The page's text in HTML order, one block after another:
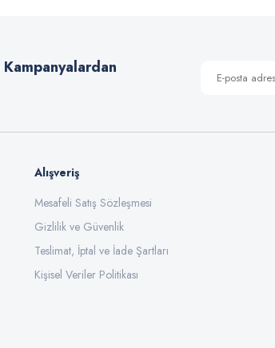
Alışveriş
Mesafeli Satış Sözleşmesi
Gizlilik ve Güvenlik
Teslimat, İptal ve İade Şartları
Kişisel Veriler Politikası